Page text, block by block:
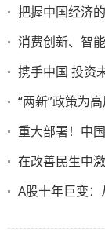
把握中国经济
消费创新、智
携手中国 投资
“两新”政策为
重大部署！中
在改善民生中
A股十年巨变：